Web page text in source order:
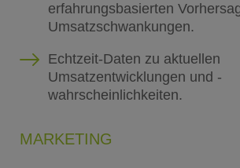
erfahrungsbasierten
Umsatzschwankungen.
Echtzeit-Daten zu aktuellen
Umsatzentwicklungen und -
wahrscheinlichkeiten.
MARKETING